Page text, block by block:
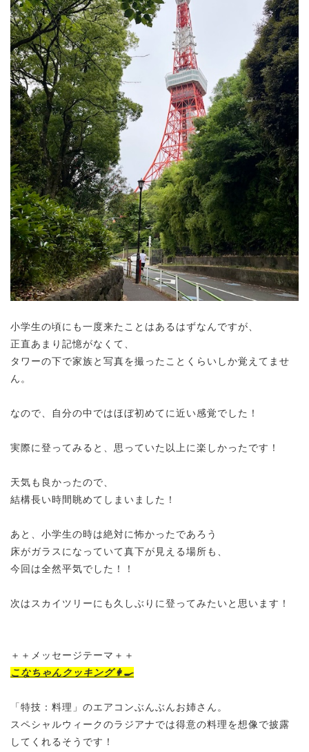
小学生の頃にも一度来たことはあるはずなんですが、
正直あまり記憶がなくて、
タワーの下で家族と写真を撮ったことくらいしか覚えてませ
ん。
なので、自分の中ではほぼ初めてに近い感覚でした！
実際に登ってみると、思っていた以上に楽しかったです！
天気も良かったので、
結構長い時間眺めてしまいました！
あと、小学生の時は絶対に怖かったであろう
床がガラスになっていて真下が見える場所も、
今回は全然平気でした！！
次はスカイツリーにも久しぶりに登ってみたいと思います！
＋＋メッセージテーマ＋＋
こなちゃんクッキング👩‍🍳
「特技：料理」のエアコンぶんぶんお姉さん。
スペシャルウィークのラジアナでは得意の料理を想像で披露
してくれるそうです！